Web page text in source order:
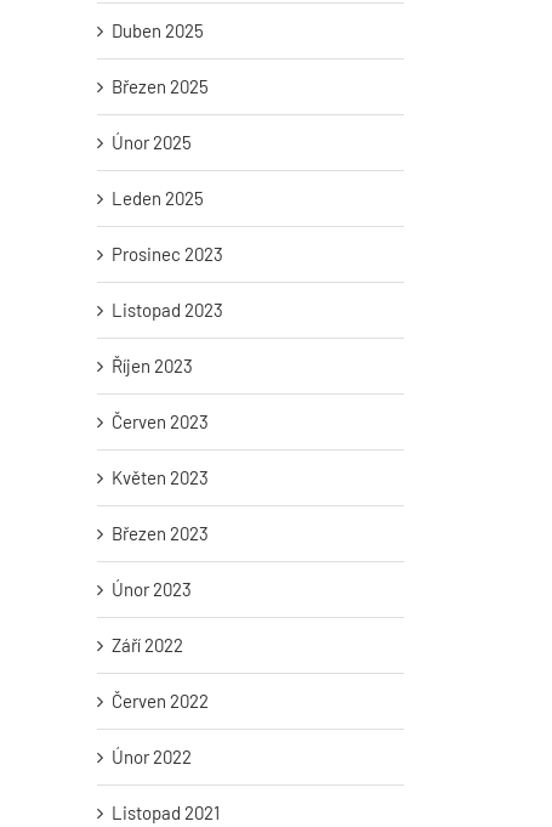
Duben 2025
Březen 2025
Únor 2025
Leden 2025
Prosinec 2023
Listopad 2023
Říjen 2023
Červen 2023
Květen 2023
Březen 2023
Únor 2023
Září 2022
Červen 2022
Únor 2022
Listopad 2021